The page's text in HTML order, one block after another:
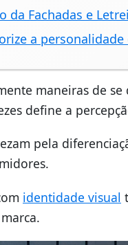
da Fachadas e
a
maneiras de
define a
pela
identidade visual